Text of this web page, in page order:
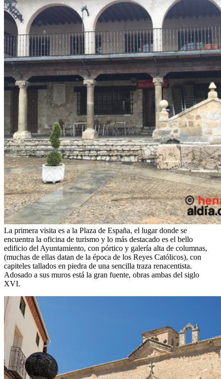
La primera visita es a la Plaza de España, el lugar donde se
encuentra la oficina de turismo y lo más destacado es el bello
edificio del Ayuntamiento, con pórtico y galería alta de columnas,
(muchas de ellas datan de la época de los Reyes Católicos), con
capiteles tallados en piedra de una sencilla traza renacentista.
Adosado a sus muros está la gran fuente, obras ambas del siglo
XVI.